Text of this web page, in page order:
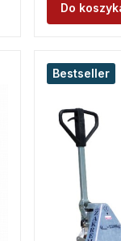
Do
Bestseller